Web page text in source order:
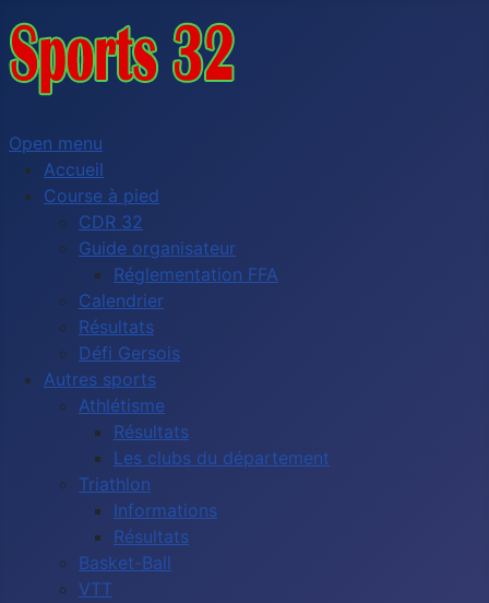
Open menu
Accueil
Course à pied
CDR 32
Guide organisateur
Réglementation FFA
Calendrier
Résultats
Défi Gersois
Autres sports
Athlétisme
Résultats
Les clubs du département
Triathlon
Informations
Résultats
Basket-Ball
VTT